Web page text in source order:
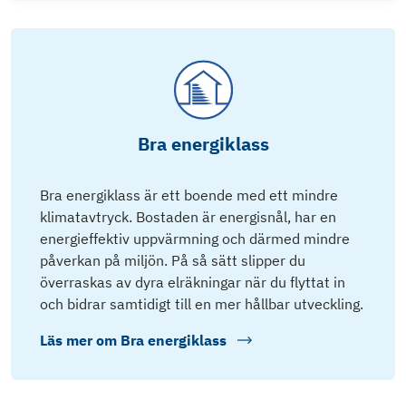
Bra energiklass
Bra energiklass är ett boende med ett mindre
klimatavtryck. Bostaden är energisnål, har en
energieffektiv uppvärmning och därmed mindre
påverkan på miljön. På så sätt slipper du
överraskas av dyra elräkningar när du flyttat in
och bidrar samtidigt till en mer hållbar utveckling.
Läs mer om Bra energiklass